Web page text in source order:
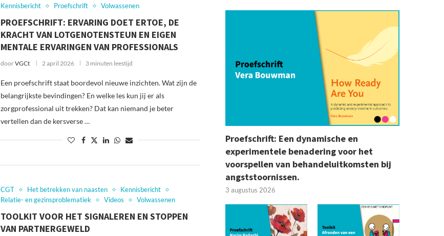
Kennisbericht
Proefschrift Volwassenen
PROEFSCHRIFT: ERVARING DOET ERTOE, DE
KRACHT VAN LOTGENOTENSTEUN EN EIGEN
MENTALE ERVARINGEN VAN PROFESSIONALS
doorVGCt 2 april 2026 3 minuten leestijd
Een proefschrift staat boordevol nieuwe inzichten. Wat zijn de
belangrijkste bevindingen? En welke les kun jij er als
zorgprofessional uit trekken? Dat kan niemand je beter
vertellen dan de kersverse …
CGT Het betrekken van naasten
Kennisbericht
Relatie- en gezinsproblematiek
Videos Volwassenen
TOOLKIT VOOR HET SIGNALEREN EN STOPPEN
VAN PARTNERGEWELD
Proefschrift: Een dynamische en
experimentele benadering voor het
voorspellen van behandeluitkomsten bij
angststoornissen.
3 augustus 2026